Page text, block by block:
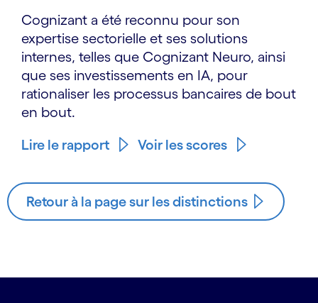
Cognizant a été reconnu pour son
expertise sectorielle et ses solutions
internes, telles que Cognizant Neuro, ainsi
que ses investissements en IA, pour
rationaliser les processus bancaires de bout
en bout.
Lire le rapport Voir les scores
Retour à la page sur les distinctions